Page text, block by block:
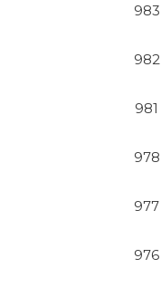
983
982
981
978
977
976